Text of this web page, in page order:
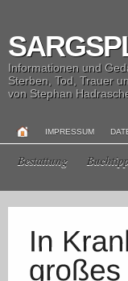
Informationen und
Sterben, Tod, Trauer
von Stephan
IMPRESSUM
Bestattung